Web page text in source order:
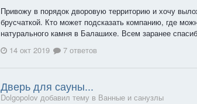
Привожу в порядок дворовую территорию и хочу
брусчаткой. Кто может подсказать компанию, где
натурального камня в Балашихе. Всем заранее
14 окт 2019
7 ответов
Дверь для сауны...
Dolgopolov добавил тему в Ванные и санузлы